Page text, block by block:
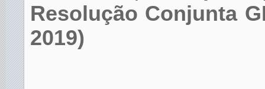
Resolução Conjunta
2019)